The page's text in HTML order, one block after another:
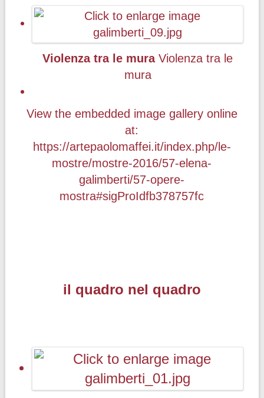
Violenza tra le muraViolenza tra le
mura
View the embedded image gallery online
at:
https://artepaolomaffei.it/index.php/le-
mostre/mostre-2016/57-elena-
galimberti/57-opere-
mostra#sigProIdfb378757fc
il quadro nel quadro